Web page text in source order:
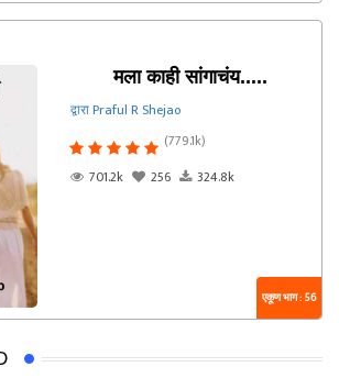
मला काही सांगाचंय.....
द्वारा Praful R Shejao
(779.1k)
701.2k
256 324.8k
एकूण भाग : 56